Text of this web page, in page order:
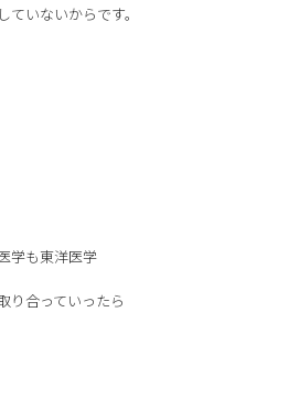
いないからです。
学も東洋医学
り合っていったら